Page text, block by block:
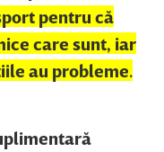
pentru că
care sunt, iar
au probleme.